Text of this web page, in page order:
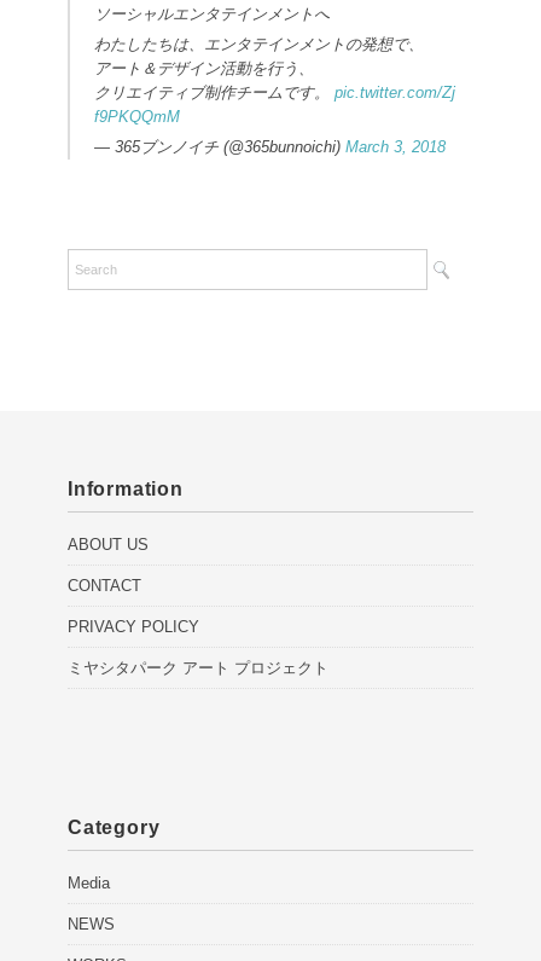
ソーシャルエンタテインメントへ
わたしたちは、エンタテインメントの発想で、
アート＆デザイン活動を行う、
クリエイティブ制作チームです。 pic.twitter.com/Zj
f9PKQQmM
— 365ブンノイチ (@365bunnoichi) March 3, 2018
Information
ABOUT US
CONTACT
PRIVACY POLICY
ミヤシタパーク アート プロジェクト
Category
Media
NEWS